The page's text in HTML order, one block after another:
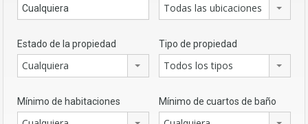
Todas las ubicaciones
Estado de la propiedad
Cualquiera
Tipo de propiedad
Todos los tipos
Mínimo de habitaciones Mínimo de cuartos de baño